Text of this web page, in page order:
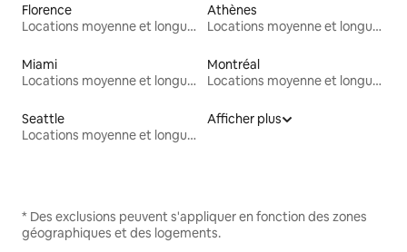
Florence
Locations moyenne et longue durée
Athènes
Locations moyenne et longue durée
Miami
Locations moyenne et longue durée
Montréal
Locations moyenne et longue durée
Seattle
Locations moyenne et longue durée
Afficher plus
* Des exclusions peuvent s'appliquer en fonction des zones
géographiques et des logements.